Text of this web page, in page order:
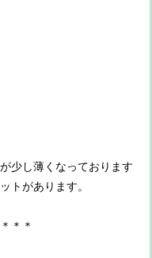
少し薄くなっております
トがあります。
＊＊